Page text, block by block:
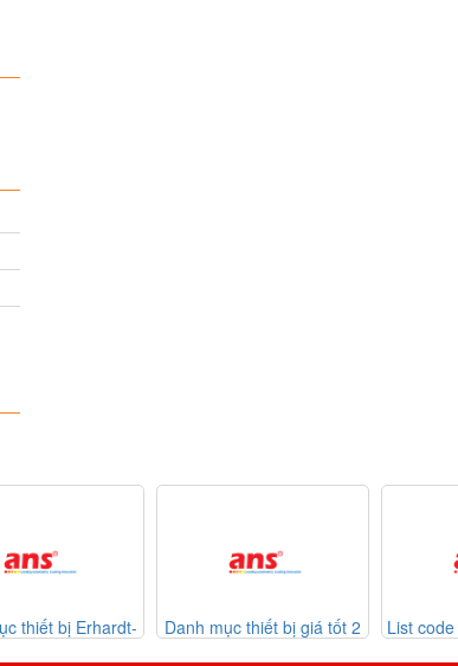
Danh mục thiết bị giá tốt 2
List code thiết bị giá tốt 30-